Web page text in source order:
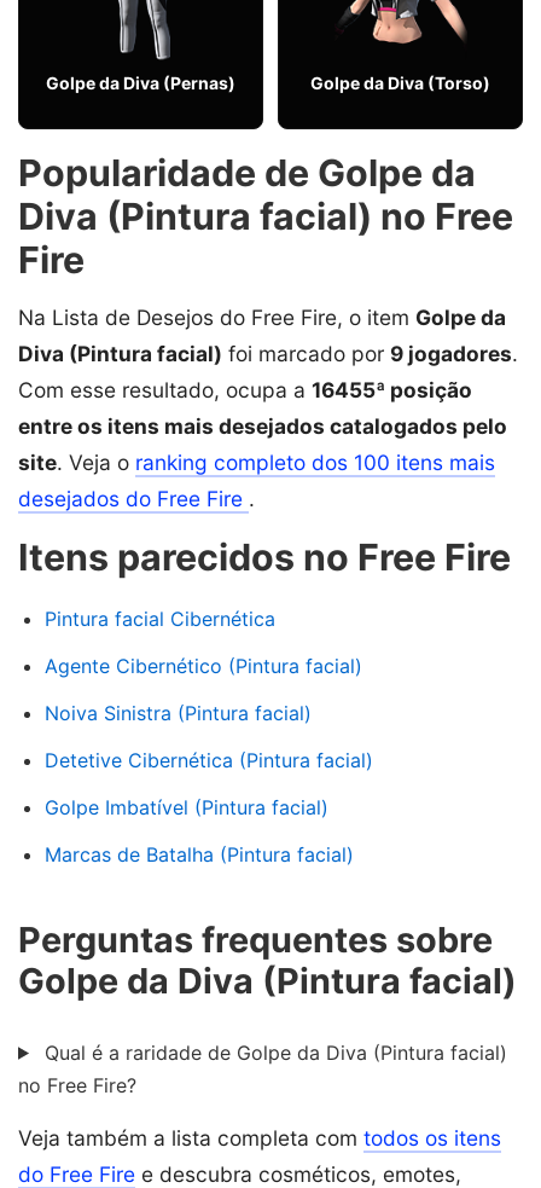
Golpe da Diva (Pernas) Golpe da Diva (Torso)
Popularidade de Golpe da
Diva (Pintura facial) no Free
Fire
Na Lista de Desejos do Free Fire, o item Golpe da
Diva (Pintura facial) foi marcado por 9 jogadores.
Com esse resultado, ocupa a 16455ª posição
entre os itens mais desejados catalogados pelo
site. Veja o ranking completo dos 100 itens mais
desejados do Free Fire .
Itens parecidos no Free Fire
Pintura facial Cibernética
Agente Cibernético (Pintura facial)
Noiva Sinistra (Pintura facial)
Detetive Cibernética (Pintura facial)
Golpe Imbatível (Pintura facial)
Marcas de Batalha (Pintura facial)
Perguntas frequentes sobre
Golpe da Diva (Pintura facial)
Qual é a raridade de Golpe da Diva (Pintura facial)
no Free Fire?
Veja também a lista completa com todos os itens
do Free Fire e descubra cosméticos, emotes,